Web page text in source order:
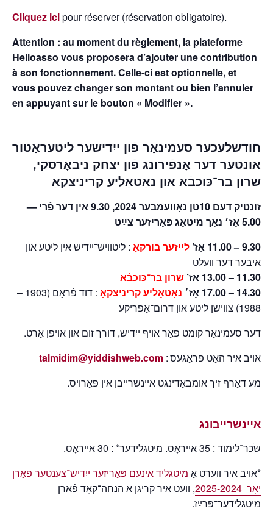
Cliquez icipour réserver (réservation obligatoire).
Attention : au moment du règlement, la plateforme
Helloasso vous proposera d’ajouter une contribution
à son fonctionnement. Celle-ci est optionnelle, et
vous pouvez changer son montant ou bien l’annuler
en appuyant sur le bouton « Modifier ».
חודשלעכער סעמינאַר פֿון ייִדישער ליטעראַטור
אונטער דער אָנפֿירונג פֿון יצחק ניבאָרסקי,
שרון בר־כּוכבֿא און נאַטאַליע קריניצקאַ
זונטיק דעם 10טן נאָוועמבער 2024, 9.30 אין דער פֿרי —
5.00 אַז׳ נאָך מיטאָג פּאַריזער צײַט
9.30 – 11.00 אַז’
לייזער בורקאָ : ליטוויש־ייִדיש אין ליטע און
איבער דער וועלט
11.30 – 13.00 אַז’
שרון בר־כּוכבֿא
14.30 – 17.00 אַז׳
נאַטאַליע קריניצקאַ
: דוד פֿראַם (1903 –
1988) צווישן ליטע און דרום־אַפֿריקע
דער סעמינאַר קומט פֿאָר אויף ייִדיש, דורך זום און אויפֿן אָרט.
אויב איר האָט פֿראַגעס : talmidim@yiddishweb.com
מע דאַרף זיך אומבאַדינגט אײַנשרײַבן אין פֿאָרויס.
אײַנשרײַבונג
שֹכר־לימוד : 35 אייראָס. מיטגלידער* : 30 אייראָס.
*אויב איר ווערט אַ מיטגליד אינעם פּאַריזער ייִדיש־צענטער פֿאַרן
יאָר 2025-2024
, וועט איר קריגן אַ הנחה־קאָד פֿאַרן
מיטגלידער־פּרײַז.